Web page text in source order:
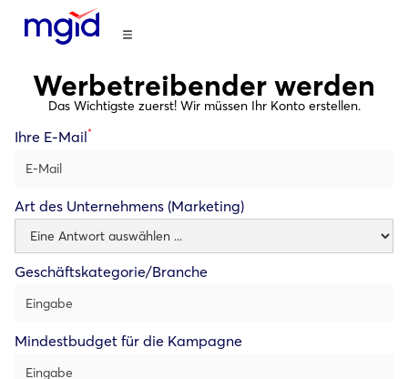
Werbetreibender werden
Das Wichtigste zuerst! Wir müssen Ihr Konto erstellen.
Ihre E-Mail*
Art des Unternehmens (Marketing)
Geschäftskategorie/Branche
Mindestbudget für die Kampagne